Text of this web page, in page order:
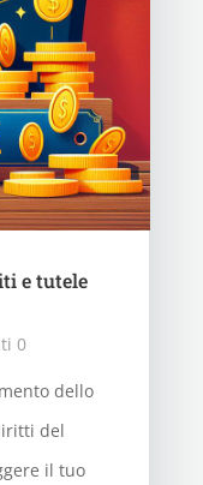
e tutele
0
dello
del
il tuo